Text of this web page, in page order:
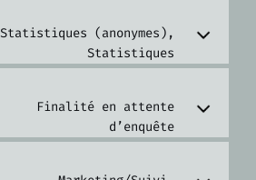
Statistiques (anonymes),
Statistiques
Finalité en attente
d’enquête